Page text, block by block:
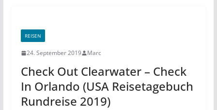
REISEN
24. September 2019 Marc
Check Out Clearwater – Check
In Orlando (USA Reisetagebuch
Rundreise 2019)